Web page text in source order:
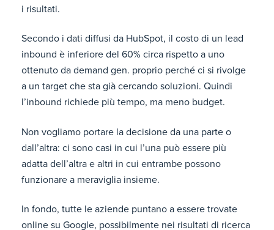
i risultati.
Secondo i dati diffusi da HubSpot, il costo di un lead
inbound è inferiore del 60% circa rispetto a uno
ottenuto da demand gen. proprio perché ci si rivolge
a un target che sta già cercando soluzioni. Quindi
l’inbound richiede più tempo, ma meno budget.
Non vogliamo portare la decisione da una parte o
dall’altra: ci sono casi in cui l’una può essere più
adatta dell’altra e altri in cui entrambe possono
funzionare a meraviglia insieme.
In fondo, tutte le aziende puntano a essere trovate
online su Google, possibilmente nei risultati di ricerca